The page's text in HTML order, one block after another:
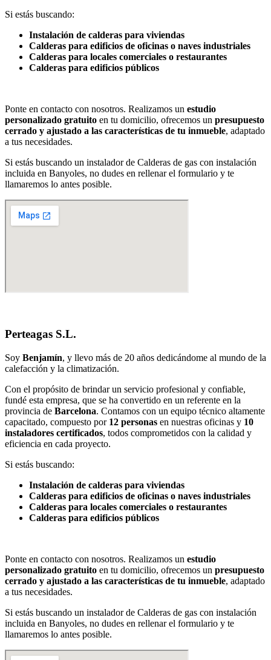
Si estás buscando:
Instalación de calderas para viviendas
Calderas para edificios de oficinas o naves industriales
Calderas para locales comerciales o restaurantes
Calderas para edificios públicos
Ponte en contacto con nosotros. Realizamos un estudio
personalizado gratuito en tu domicilio, ofrecemos un presupuesto
cerrado y ajustado a las características de tu inmueble, adaptado
a tus necesidades.
Si estás buscando un instalador de Calderas de gas con instalación
incluida en Banyoles, no dudes en rellenar el formulario y te
llamaremos lo antes posible.
Perteagas S.L.
Soy Benjamín, y llevo más de 20 años dedicándome al mundo de la
calefacción y la climatización.
Con el propósito de brindar un servicio profesional y confiable,
fundé esta empresa, que se ha convertido en un referente en la
provincia de Barcelona. Contamos con un equipo técnico altamente
capacitado, compuesto por 12 personas en nuestras oficinas y 10
instaladores certificados, todos comprometidos con la calidad y
eficiencia en cada proyecto.
Si estás buscando:
Instalación de calderas para viviendas
Calderas para edificios de oficinas o naves industriales
Calderas para locales comerciales o restaurantes
Calderas para edificios públicos
Ponte en contacto con nosotros. Realizamos un estudio
personalizado gratuito en tu domicilio, ofrecemos un presupuesto
cerrado y ajustado a las características de tu inmueble, adaptado
a tus necesidades.
Si estás buscando un instalador de Calderas de gas con instalación
incluida en Banyoles, no dudes en rellenar el formulario y te
llamaremos lo antes posible.